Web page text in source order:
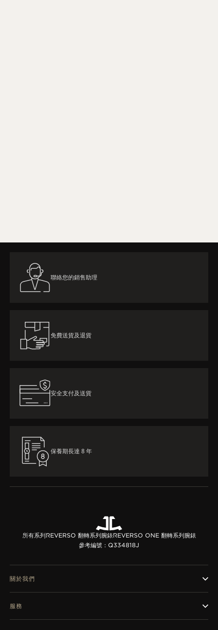
聯絡您的銷售助理
免費送貨及退貨
安全支付及送貨
保養期長達 8 年
所有系列REVERSO 翻轉系列腕錶REVERSO ONE 翻轉系列腕錶
參考編號：Q334818J
關於我們
服務